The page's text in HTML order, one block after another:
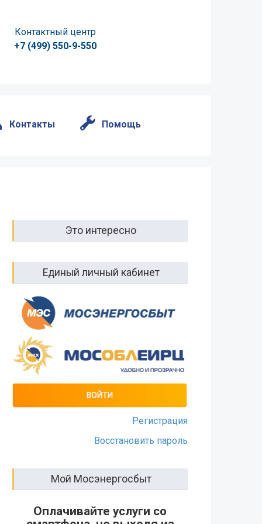
Контактный центр
+7 (499) 550-9-550
Контакты Помощь
Это интересно
Единый личный кабинет
Регистрация
Восстановить пароль
Мой Мосэнергосбыт
Оплачивайте услуги со